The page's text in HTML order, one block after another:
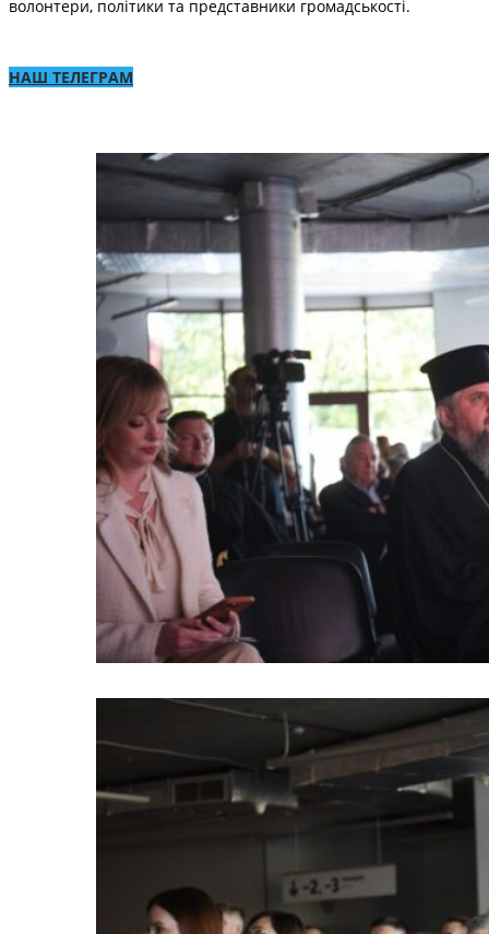
волонтери, політики та представники громадськості.
НАШ ТЕЛЕГРАМ